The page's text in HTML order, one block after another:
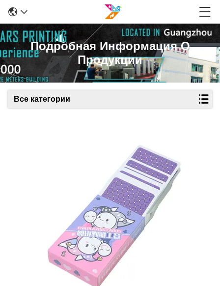
Подробная Информация О
Продукции
Все категории